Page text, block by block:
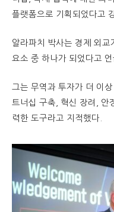
플랫폼으로 기획되었다고
알라파치 박사는 경제 외
요소 중 하나가 되었다고 언
그는 무역과 투자가 더 이
트너십 구축, 혁신 장려, 안
력한 도구라고 지적했다.